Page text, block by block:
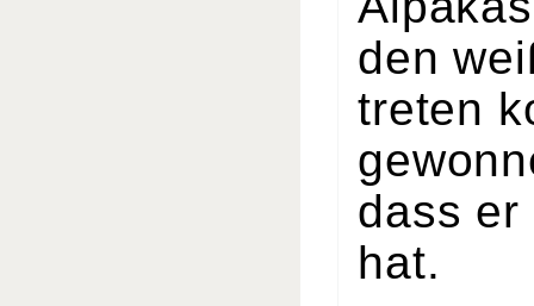
den
treten
dass er
hat.